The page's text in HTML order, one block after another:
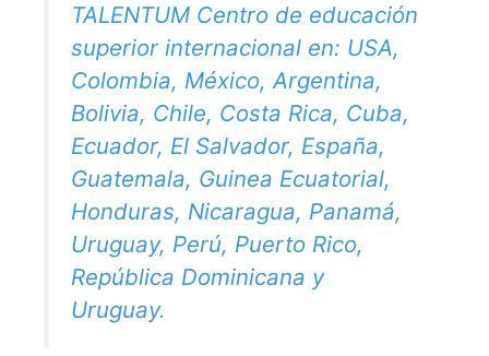
TALENTUM Centro de educación
superior internacional en: USA,
Colombia, México, Argentina,
Bolivia, Chile, Costa Rica, Cuba,
Ecuador, El Salvador, España,
Guatemala, Guinea Ecuatorial,
Honduras, Nicaragua, Panamá,
Uruguay, Perú, Puerto Rico,
República Dominicana y
Uruguay.